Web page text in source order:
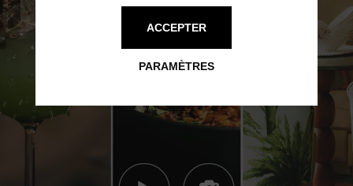
RESTAURANTS À ST BARTH
ROMI - HÔTEL
PARAMÈTRES
ACCEPTER